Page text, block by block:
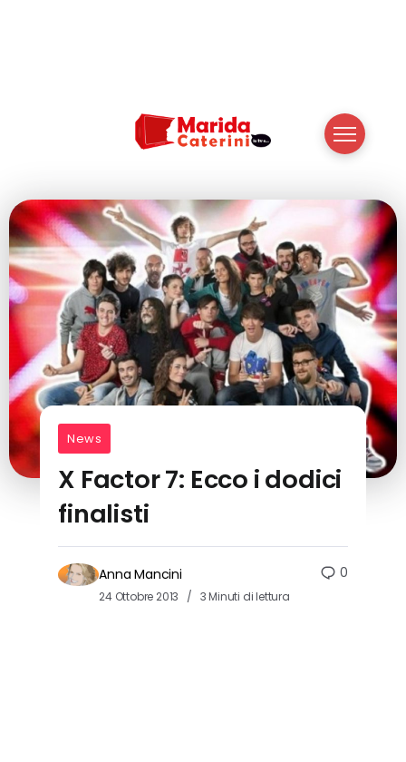
News
X Factor 7: Ecco i dodici
finalisti
Anna Mancini
24 Ottobre 2013 3 Minuti di lettura
0